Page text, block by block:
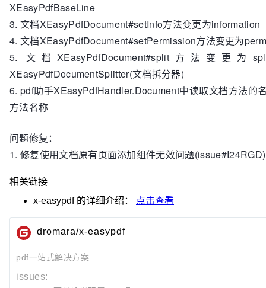
XEasyPdfBaseLine
3. 文档XEasyPdfDocument#setInfo方法变更为information
4. 文档XEasyPdfDocument#setPermission方法变更为
5. 文档XEasyPdfDocument#split方法变更为
XEasyPdfDocumentSplitter(文档拆分器)
6. pdf助手XEasyPdfHandler.Document中读取文档方法的
方法名称
问题修复：
1. 修复使用文档原有页面添加组件无效问题(issue#I24RGD)
相关链接
x-easypdf的详细介绍： 点击查看
dromara/x-easypdf
pdf一站式解决方案
issues: